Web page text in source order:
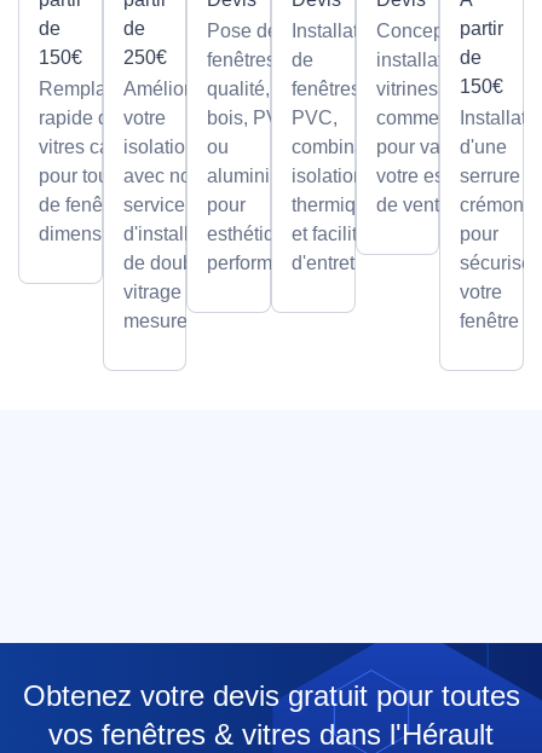
de
150€
Remplacement
rapide de
vitres cassées,
pour tous types
de fenêtres et
dimensions.
de
250€
Améliorez
votre
isolation
avec notre
service
d'installation
de double
vitrage sur
mesure.
Pose de
fenêtres de
qualité, en
bois, PVC
ou
aluminium,
pour
esthétique et
performance.
Installation
de
fenêtres
PVC,
combinant
isolation
thermique
et facilité
d'entretien.
Conception et
installation de
vitrines
commerciales
pour valoriser
votre espace
de vente.
partir
de
150€
d'une
serrure à
crémone
pour
sécuriser
votre
fenêtre
Obtenez votre devis gratuit pour toutes
vos fenêtres & vitres dans l'Hérault